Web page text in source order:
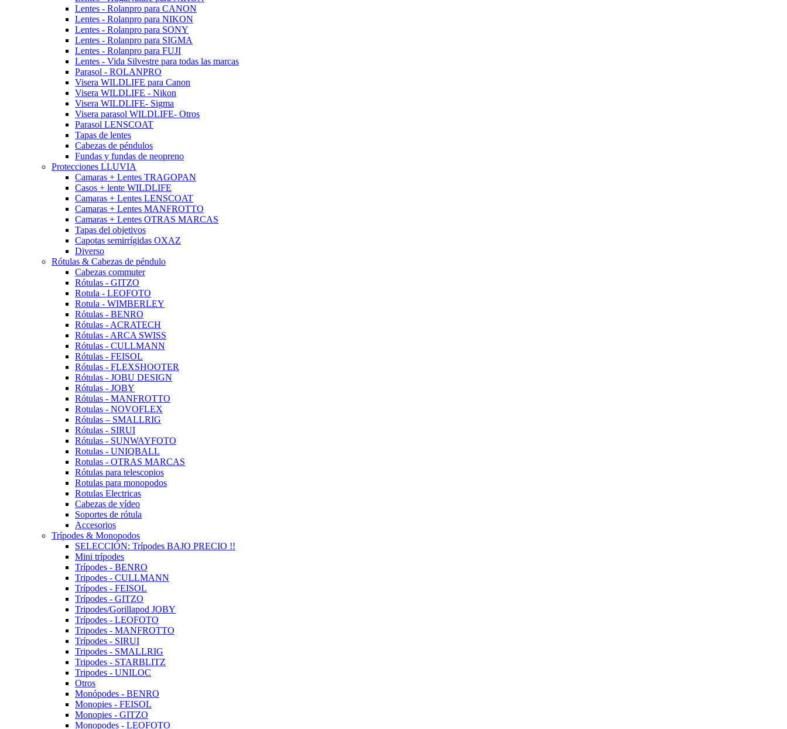
Lentes - Rolanpro para CANON
Lentes - Rolanpro para NIKON
Lentes - Rolanpro para SONY
Lentes - Rolanpro para SIGMA
Lentes - Rolanpro para FUJI
Lentes - Vida Silvestre para todas las marcas
Parasol - ROLANPRO
Visera WILDLIFE para Canon
Visera WILDLIFE - Nikon
Visera WILDLIFE- Sigma
Visera parasol WILDLIFE- Otros
Parasol LENSCOAT
Tapas de lentes
Cabezas de péndulos
Fundas y fundas de neopreno
Protecciones LLUVIA
Camaras + Lentes TRAGOPAN
Casos + lente WILDLIFE
Camaras + Lentes LENSCOAT
Camaras + Lentes MANFROTTO
Camaras + Lentes OTRAS MARCAS
Tapas del objetivos
Capotas semirrígidas OXAZ
Diverso
Rótulas & Cabezas de péndulo
Cabezas commuter
Rótulas - GITZO
Rotula - LEOFOTO
Rotula - WIMBERLEY
Rótulas - BENRO
Rótulas - ACRATECH
Rótulas - ARCA SWISS
Rótulas - CULLMANN
Rótulas - FEISOL
Rótulas - FLEXSHOOTER
Rótulas - JOBU DESIGN
Rótulas - JOBY
Rótulas - MANFROTTO
Rotulas - NOVOFLEX
Rótulas – SMALLRIG
Rótulas - SIRUI
Rótulas - SUNWAYFOTO
Rotulas - UNIQBALL
Rotulas - OTRAS MARCAS
Rótulas para telescopios
Rotulas para monopodos
Rotulas Electricas
Cabezas de vídeo
Soportes de rótula
Accesorios
Trípodes & Monopodos
SELECCIÓN: Trípodes BAJO PRECIO !!
Mini trípodes
Trípodes - BENRO
Tripodes - CULLMANN
Trípodes - FEISOL
Trípodes - GITZO
Tripodes/Gorillapod JOBY
Trípodes - LEOFOTO
Tripodes - MANFROTTO
Trípodes - SIRUI
Tripodes - SMALLRIG
Tripodes - STARBLITZ
Tripodes - UNILOC
Otros
Monópodes - BENRO
Monopies - FEISOL
Monopies - GITZO
Monopodes - LEOFOTO